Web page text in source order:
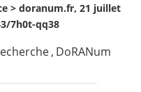
> doranum.fr, 21 juillet
7h0t-qq38
, DoRANum